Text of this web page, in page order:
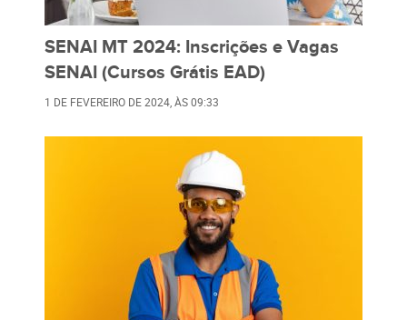
SENAI MT 2024: Inscrições e Vagas
SENAI (Cursos Grátis EAD)
1 DE FEVEREIRO DE 2024, ÀS09:33